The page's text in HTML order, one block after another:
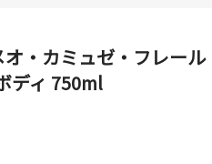
・カミュゼ・フレー
ディ 750ml